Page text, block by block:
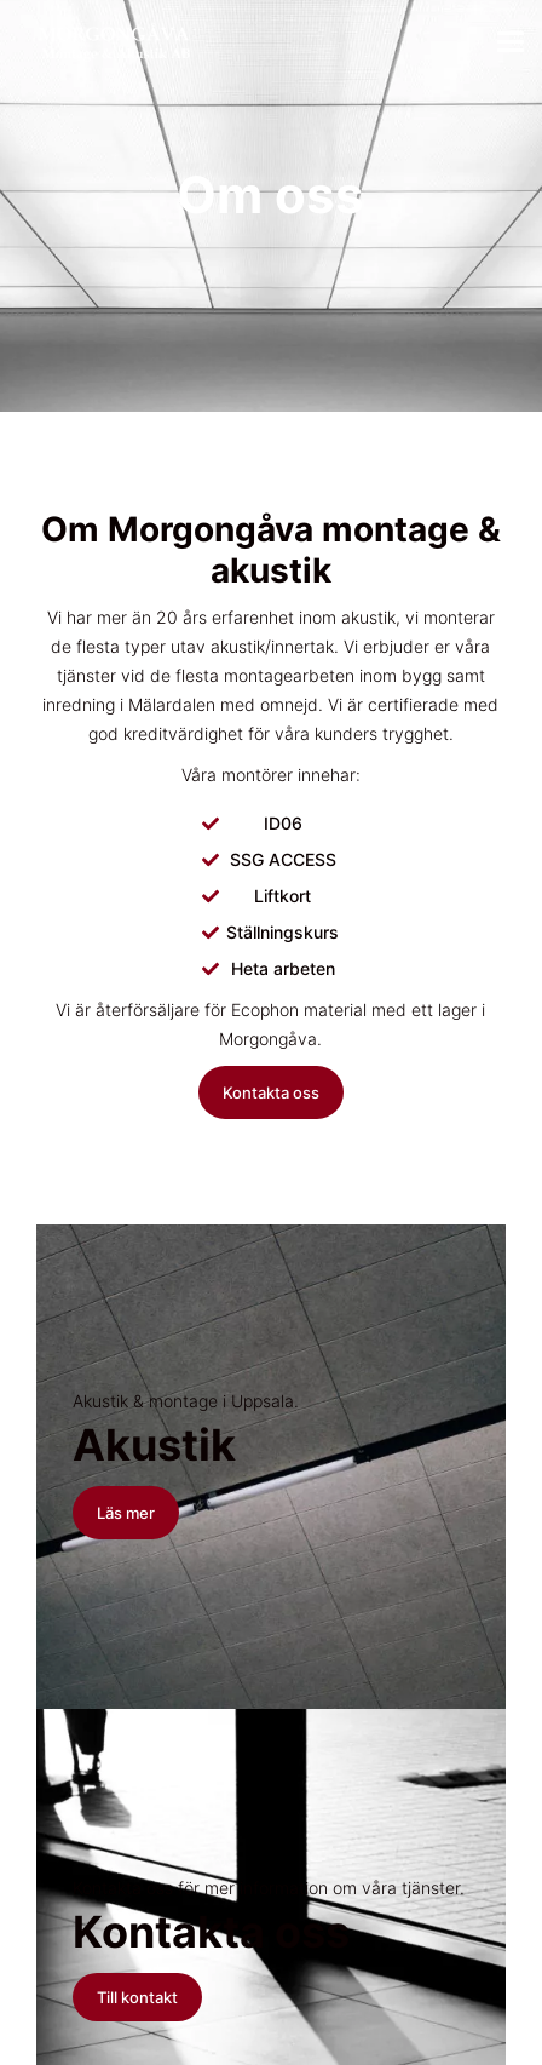
Om oss
Om Morgongåva montage &
akustik
Vi har mer än 20 års erfarenhet inom akustik, vi monterar
de flesta typer utav akustik/innertak. Vi erbjuder er våra
tjänster vid de flesta montagearbeten inom bygg samt
inredning i Mälardalen med omnejd. Vi är certifierade med
god kreditvärdighet för våra kunders trygghet.
Våra montörer innehar:
ID06
SSG ACCESS
Liftkort
Ställningskurs
Heta arbeten
Vi är återförsäljare för Ecophon material med ett lager i
Morgongåva.
Kontakta oss
Akustik & montage i Uppsala.
Akustik
Läs mer
Kontakta oss för mer information om våra tjänster.
Kontakta oss
Till kontakt